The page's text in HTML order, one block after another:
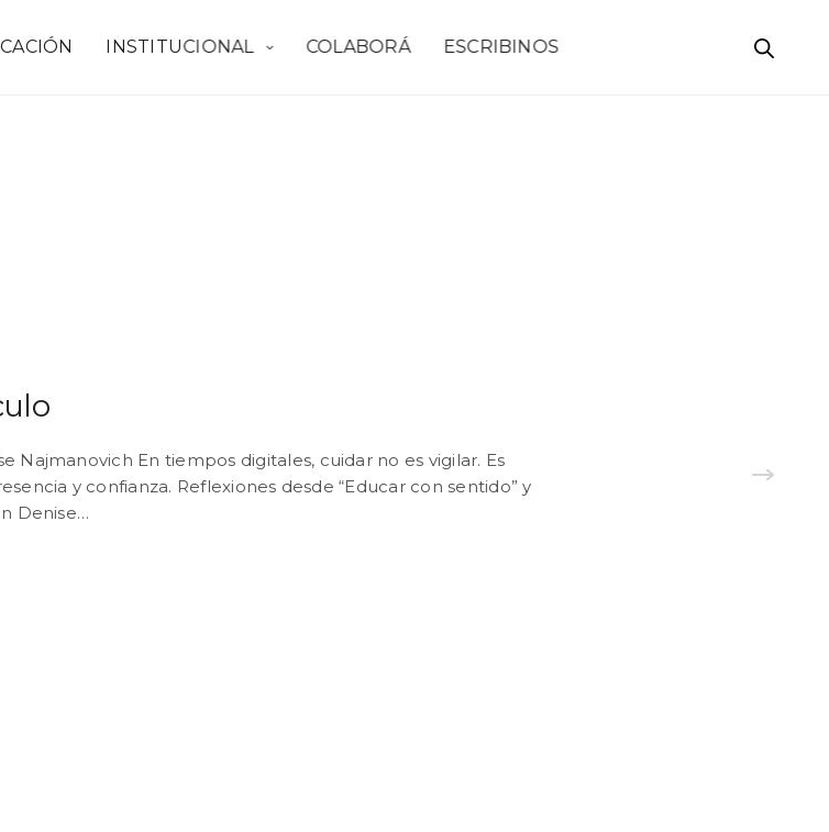
INSTITUCIONAL COLABORÁ ESCRIBINOS
Najmanovich En tiempos digitales, cuidar no es vigilar. Es
y confianza. Reflexiones desde “Educar con sentido” y
Denise…